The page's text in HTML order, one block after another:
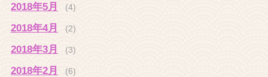
2018年5月 (4)
2018年4月 (2)
2018年3月 (3)
2018年2月 (6)